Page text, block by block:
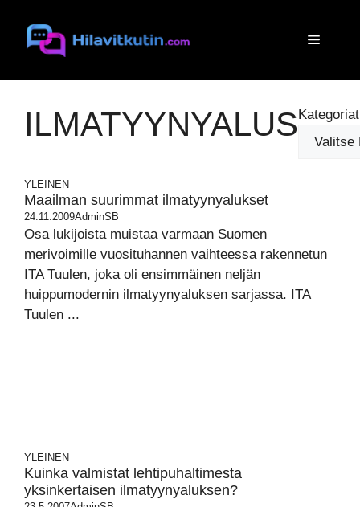
sisältöön
Valikko
ILMATYYNYALUSKategoriat
YLEINEN
Maailman suurimmat ilmatyynyalukset
24.11.2009AdminSB
Osa lukijoista muistaa varmaan Suomen
merivoimille vuosituhannen vaihteessa rakennetun
ITA Tuulen, joka oli ensimmäinen neljän
huippumodernin ilmatyynyaluksen sarjassa. ITA
Tuulen ...
YLEINEN
Kuinka valmistat lehtipuhaltimesta
yksinkertaisen ilmatyynyaluksen?